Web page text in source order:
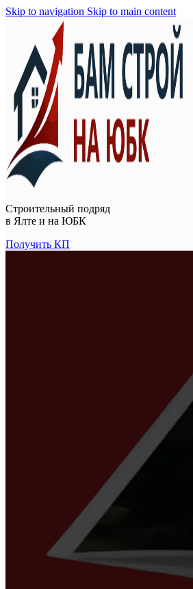
Skip to navigation Skip to main content
Строительный подряд
в Ялте и на ЮБК
Получить КП